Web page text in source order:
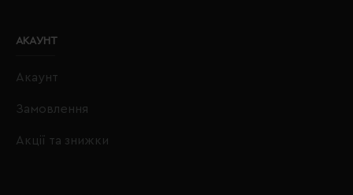
АКАУНТ
Акаунт
Замовлення
Акції та знижки